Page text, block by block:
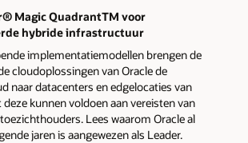
Magic QuadrantTM voor
hybride infrastructuur
implementatiemodellen brengen de
cloudoplossingen van Oracle de
naar datacenters en edgelocaties van
kunnen voldoen aan vereisten van
Lees waarom Oracle al
jaren is aangewezen als Leader.